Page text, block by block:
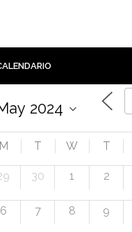
T W T
30 1 2
6 7 8 9